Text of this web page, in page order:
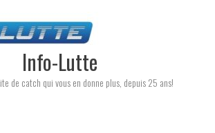
Info-Lutte
de catch qui vous en donne plus, depuis 25 ans!